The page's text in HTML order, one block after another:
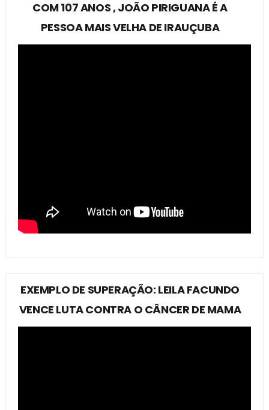
COM 107 ANOS , JOÃO PIRIGUANA É A
PESSOA MAIS VELHA DE IRAUÇUBA
EXEMPLO DE SUPERAÇÃO: LEILA FACUNDO
VENCE LUTA CONTRA O CÂNCER DE MAMA